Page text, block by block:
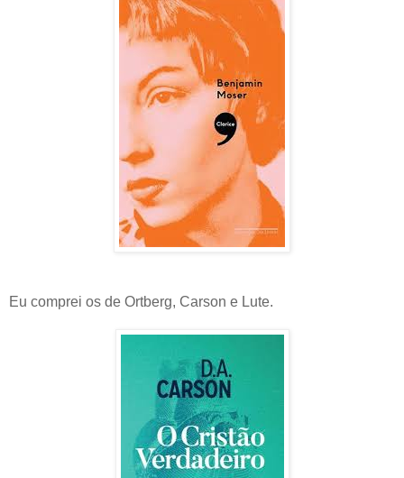
Eu comprei os de Ortberg, Carson e Lute.